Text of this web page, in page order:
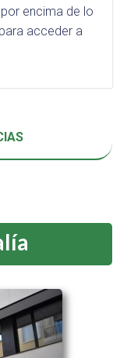
encima de lo
acceder a